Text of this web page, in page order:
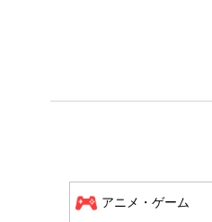
アニメ・ゲーム